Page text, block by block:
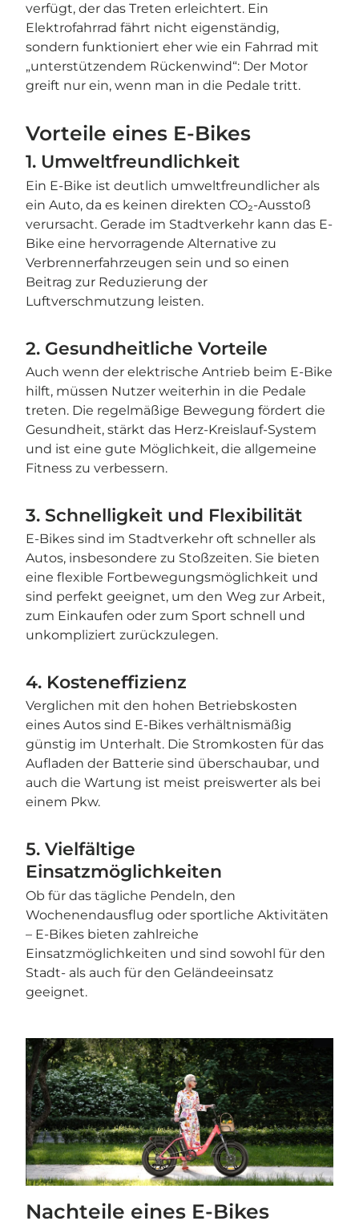
verfügt, der das Treten erleichtert. Ein
Elektrofahrrad fährt nicht eigenständig,
sondern funktioniert eher wie ein Fahrrad mit
„unterstützendem Rückenwind“: Der Motor
greift nur ein, wenn man in die Pedale tritt.
Vorteile eines E-Bikes
1. Umweltfreundlichkeit
Ein E-Bike ist deutlich umweltfreundlicher als
ein Auto, da es keinen direkten CO₂-Ausstoß
verursacht. Gerade im Stadtverkehr kann das E-
Bike eine hervorragende Alternative zu
Verbrennerfahrzeugen sein und so einen
Beitrag zur Reduzierung der
Luftverschmutzung leisten.
2. Gesundheitliche Vorteile
Auch wenn der elektrische Antrieb beim E-Bike
hilft, müssen Nutzer weiterhin in die Pedale
treten. Die regelmäßige Bewegung fördert die
Gesundheit, stärkt das Herz-Kreislauf-System
und ist eine gute Möglichkeit, die allgemeine
Fitness zu verbessern.
3. Schnelligkeit und Flexibilität
E-Bikes sind im Stadtverkehr oft schneller als
Autos, insbesondere zu Stoßzeiten. Sie bieten
eine flexible Fortbewegungsmöglichkeit und
sind perfekt geeignet, um den Weg zur Arbeit,
zum Einkaufen oder zum Sport schnell und
unkompliziert zurückzulegen.
4. Kosteneffizienz
Verglichen mit den hohen Betriebskosten
eines Autos sind E-Bikes verhältnismäßig
günstig im Unterhalt. Die Stromkosten für das
Aufladen der Batterie sind überschaubar, und
auch die Wartung ist meist preiswerter als bei
einem Pkw.
5. Vielfältige
Einsatzmöglichkeiten
Ob für das tägliche Pendeln, den
Wochenendausflug oder sportliche Aktivitäten
– E-Bikes bieten zahlreiche
Einsatzmöglichkeiten und sind sowohl für den
Stadt- als auch für den Geländeeinsatz
geeignet.
Nachteile eines E-Bikes